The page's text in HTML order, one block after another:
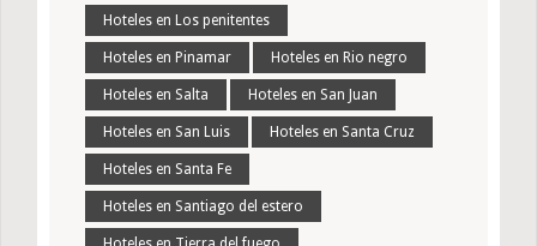
Hoteles en Los penitentes
Hoteles en Pinamar Hoteles en Rio negro
Hoteles en Salta Hoteles en San Juan
Hoteles en San Luis Hoteles en Santa Cruz
Hoteles en Santa Fe
Hoteles en Santiago del estero